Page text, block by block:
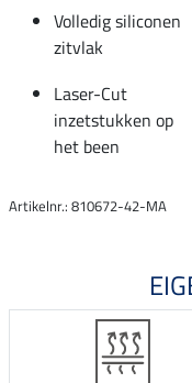
Volledig siliconen
zitvlak
Laser-Cut
inzetstukken op
het been
Artikelnr.: 810672-42-MA